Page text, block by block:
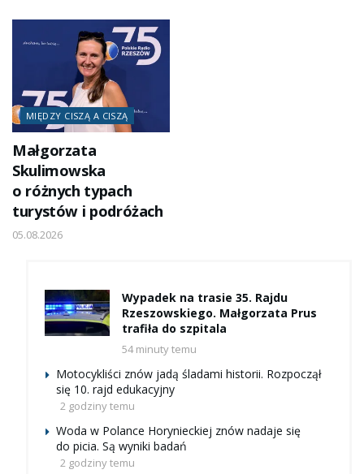
MIĘDZY CISZĄ A CISZĄ
Małgorzata
Skulimowska
o różnych typach
turystów i podróżach
05.08.2026
Wypadek na trasie 35. Rajdu
Rzeszowskiego. Małgorzata Prus
trafiła do szpitala
54 minuty temu
Motocykliści znów jadą śladami historii. Rozpoczął
się 10. rajd edukacyjny
2 godziny temu
Woda w Polance Horynieckiej znów nadaje się
do picia. Są wyniki badań
2 godziny temu